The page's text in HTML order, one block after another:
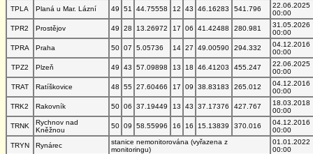
TPLA
Planá u Mar. Lázní 49 51 44.75558 12 43 46.16283 541.796
22.06.2025
00:00
TPR2
Prostějov 49 28 13.26972 17 06 41.42488 280.981
31.05.2026
00:00
TPRA
Praha 50 07 5.05736 14 27 49.00590 294.332
04.12.2016
00:00
TPZ2
Plzeň 49 43 57.09898 13 18 46.41203 455.247
22.06.2025
00:00
TRAT
Ratíškovice 48 55 27.60466 17 09 38.83183 265.012
04.12.2016
00:00
TRK2
Rakovník 50 06 37.19449 13 43 37.17376 427.767
18.03.2018
00:00
TRNK
Rychnov nad
Kněžnou
50 09 58.55996 16 16 15.13839 370.016
04.12.2016
00:00
TRYN
Rynárec
stanice nemonitorována (vyřazena z
monitoringu)
01.01.2022
00:00